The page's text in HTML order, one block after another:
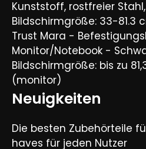
Kunststoff, rostfreier
Bildschirmgröße: 33-81.3
Trust Mara -
Monitor/Notebook -
Bildschirmgröße: bis zu
(monitor)
Neuigkeiten
Die besten Zubehörteile
haves für jeden Nutzer